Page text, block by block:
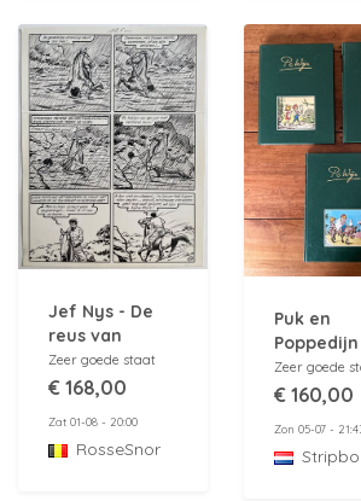
Jef Nys - De
reus van
Bengalen -
Originele
1960
Zeer goede staat
€ 168,00
Zat 01-08 - 20:00
RosseSnor
Puk en
Poppedijn
Panda
integrale
t/m 3 - HC
druk -
Zeer goede
€ 160,00
Zon 05-07 -